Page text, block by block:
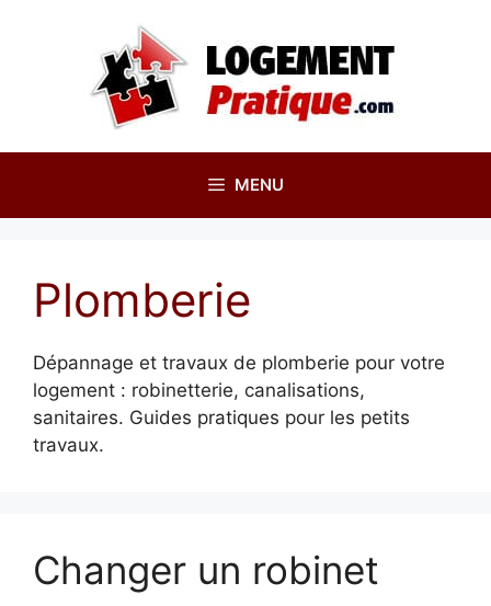
MENU
Plomberie
Dépannage et travaux de plomberie pour votre
logement : robinetterie, canalisations,
sanitaires. Guides pratiques pour les petits
travaux.
Changer un robinet